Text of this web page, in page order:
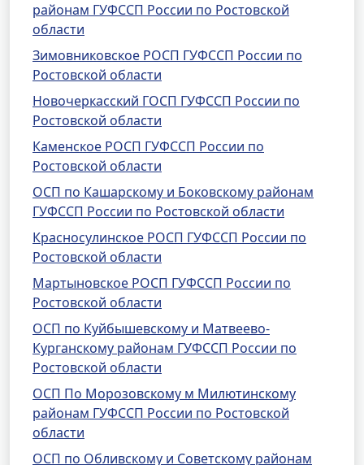
районам ГУФССП России по Ростовской
области
Зимовниковское РОСП ГУФССП России по
Ростовской области
Новочеркасский ГОСП ГУФССП России по
Ростовской области
Каменское РОСП ГУФССП России по
Ростовской области
ОСП по Кашарскому и Боковскому районам
ГУФССП России по Ростовской области
Красносулинское РОСП ГУФССП России по
Ростовской области
Мартыновское РОСП ГУФССП России по
Ростовской области
ОСП по Куйбышевскому и Матвеево-
Курганскому районам ГУФССП России по
Ростовской области
ОСП По Морозовскому м Милютинскому
районам ГУФССП России по Ростовской
области
ОСП по Обливскому и Советскому районам